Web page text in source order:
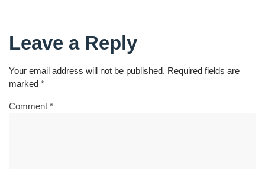
Leave a Reply
Your email address will not be published. Required fields are
marked *
Comment *